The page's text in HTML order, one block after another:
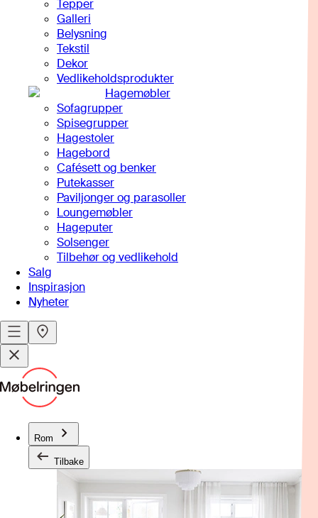
Tepper
Galleri
Belysning
Tekstil
Dekor
Vedlikeholdsprodukter
Hagemøbler
Sofagrupper
Spisegrupper
Hagestoler
Hagebord
Cafésett og benker
Putekasser
Paviljonger og parasoller
Loungemøbler
Hageputer
Solsenger
Tilbehør og vedlikehold
Salg
Inspirasjon
Nyheter
Rom
Tilbake